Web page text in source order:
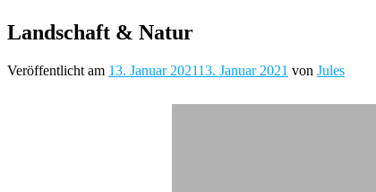
Landschaft & Natur
Veröffentlicht am 13. Januar 202113. Januar 2021 von Jules